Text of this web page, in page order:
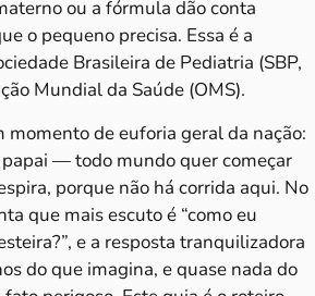
ou a fórmula dão conta
o pequeno precisa. Essa é a
Brasileira de Pediatria (SBP,
Mundial da Saúde (OMS).
momento de euforia geral da nação:
papai — todo mundo quer começar
porque não há corrida aqui. No
que mais escuto é “como eu
e a resposta tranquilizadora
do que imagina, e quase nada do